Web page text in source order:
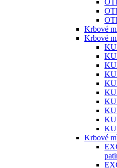
Krbové
Krbové
Krbové